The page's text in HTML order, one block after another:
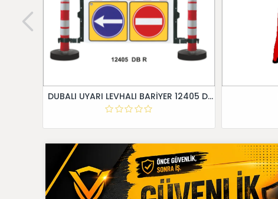
DUBALI UYARI LEVHALI BARİYER 12405 DB R